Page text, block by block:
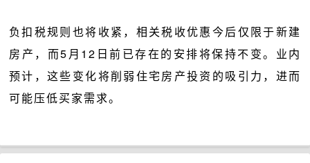
负扣税规则也将收紧，相关税收优惠今后仅限于新建
房产，而5月12日前已存在的安排将保持不变。业内
预计，这些变化将削弱住宅房产投资的吸引力，进而
可能压低买家需求。